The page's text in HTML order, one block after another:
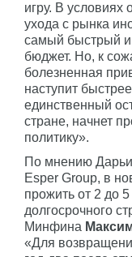
игру. В условиях
ухода с рынка
самый быстрый и
бюджет. Но, к
болезненная
наступит
единственный
стране, начнет
политику».
По мнению
Esper Group, в
прожить от 2 до
долгосрочного
Минфина
«Для